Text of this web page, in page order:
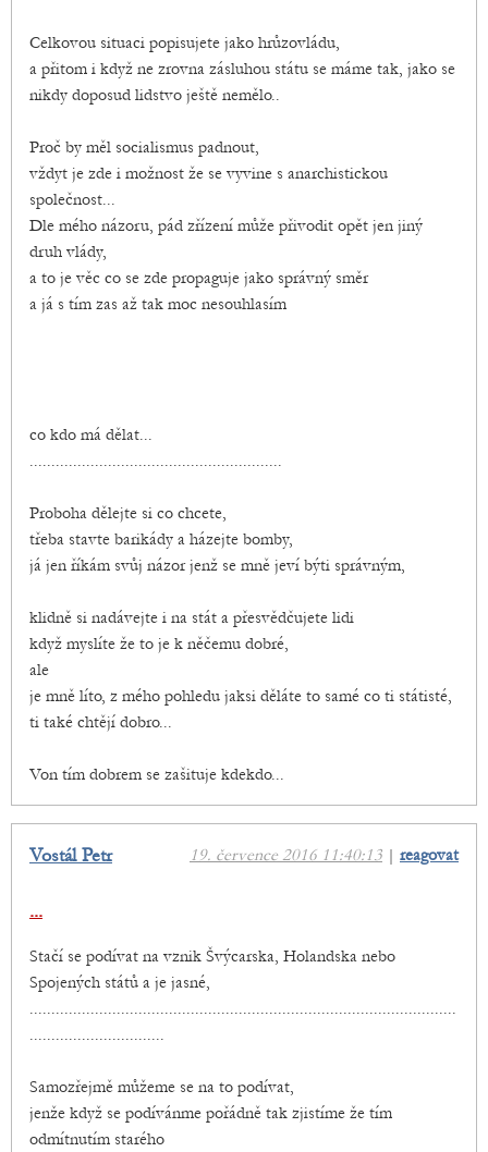
Celkovou situaci popisujete jako hrůzovládu,
a přitom i když ne zrovna zásluhou státu se máme tak, jako se
nikdy doposud lidstvo ještě nemělo..
Proč by měl socialismus padnout,
vždyt je zde i možnost že se vyvine s anarchistickou
společnost...
Dle mého názoru, pád zřízení může přivodit opět jen jiný
druh vlády,
a to je věc co se zde propaguje jako správný směr
a já s tím zas až tak moc nesouhlasím
co kdo má dělat...
..........................................................
Proboha dělejte si co chcete,
třeba stavte barikády a házejte bomby,
já jen říkám svůj názor jenž se mně jeví býti správným,
klidně si nadávejte i na stát a přesvědčujete lidi
když myslíte že to je k něčemu dobré,
ale
je mně líto, z mého pohledu jaksi děláte to samé co ti státisté,
ti také chtějí dobro...
Von tím dobrem se zašituje kdekdo...
19. července 2016 11:40:13 | reagovat
Vostál Petr
...
Stačí se podívat na vznik Švýcarska, Holandska nebo
Spojených států a je jasné,
..................................................................................................
...............................
Samozřejmě můžeme se na to podívat,
jenže když se podívánme pořádně tak zjistíme že tím
odmítnutím starého